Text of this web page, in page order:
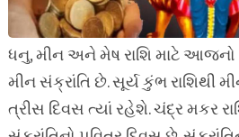
ધનુ, મીન અને મેષ રાશિ માટે
મીન સંક્રાંતિ છે. સૂર્ય કુંભ રાશિથી
ત્રીસ દિવસ ત્યાં રહેશે. ચંદ્ર મકર